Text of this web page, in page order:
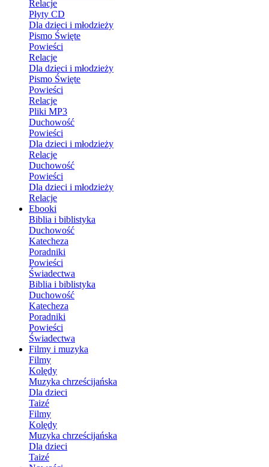
Relacje
Płyty CD
Dla dzieci i młodzieży
Pismo Święte
Powieści
Relacje
Dla dzieci i młodzieży
Pismo Święte
Powieści
Relacje
Pliki MP3
Duchowość
Powieści
Dla dzieci i młodzieży
Relacje
Duchowość
Powieści
Dla dzieci i młodzieży
Relacje
Ebooki
Biblia i biblistyka
Duchowość
Katecheza
Poradniki
Powieści
Świadectwa
Biblia i biblistyka
Duchowość
Katecheza
Poradniki
Powieści
Świadectwa
Filmy i muzyka
Filmy
Kolędy
Muzyka chrześcijańska
Dla dzieci
Taizé
Filmy
Kolędy
Muzyka chrześcijańska
Dla dzieci
Taizé